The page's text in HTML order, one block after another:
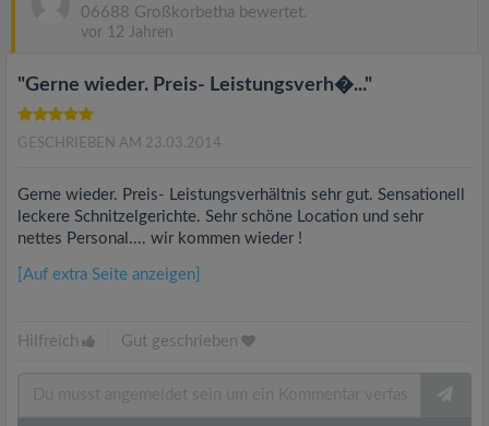
06688 Großkorbetha bewertet.
vor 12 Jahren
"Gerne wieder. Preis- Leistungsverh�..."
GESCHRIEBEN AM 23.03.2014
Gerne wieder. Preis- Leistungsverhältnis sehr gut. Sensationell
leckere Schnitzelgerichte. Sehr schöne Location und sehr
nettes Personal.... wir kommen wieder !
[Auf extra Seite anzeigen]
Hilfreich Gut geschrieben
n